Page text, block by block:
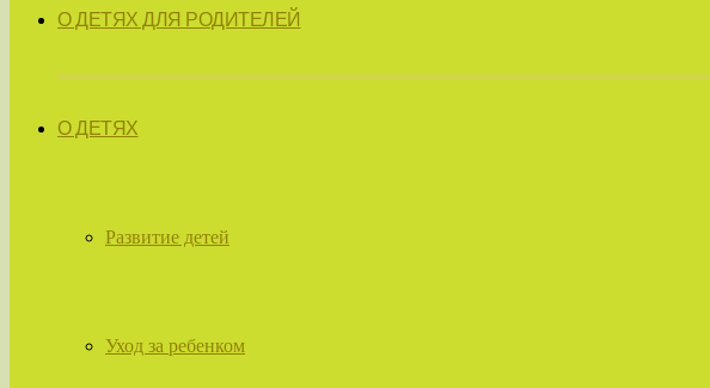
О ДЕТЯХ ДЛЯ РОДИТЕЛЕЙ
О ДЕТЯХ
Развитие детей
Уход за ребенком